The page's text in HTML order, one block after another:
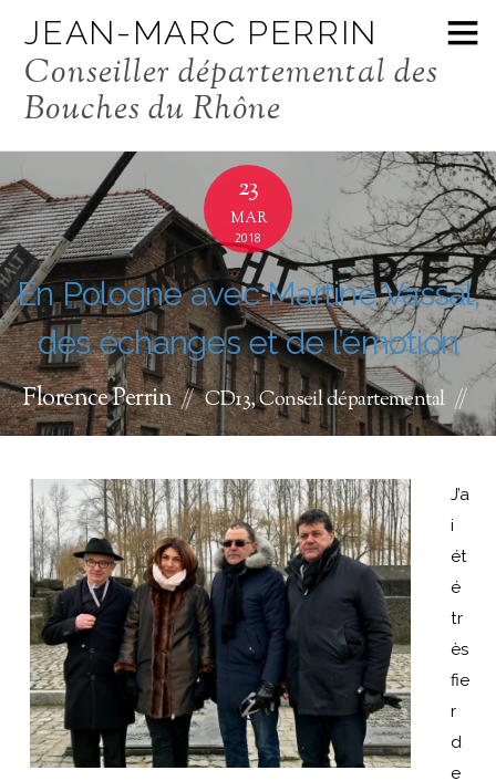
JEAN-MARC PERRIN
Conseiller départemental des
Bouches du Rhône
23
MAR
2018
En Pologne avec Martine Vassal,
des échanges et de l’émotion
Florence Perrin CD13,Conseil départemental
J’a
i
ét
é
tr
ès
fie
r
d
e